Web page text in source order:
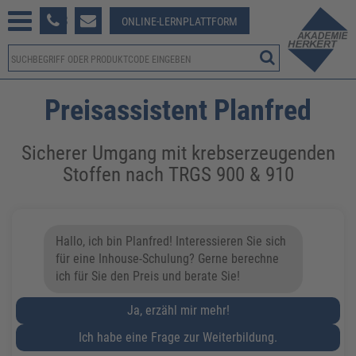
381-123 ONLINE-LERNPLATTFORM
Preisassistent Planfred
Sicherer Umgang mit krebserzeugenden
Stoffen nach TRGS 900 & 910
Hallo, ich bin Planfred! Interessieren Sie sich
für eine Inhouse-Schulung? Gerne berechne
ich für Sie den Preis und berate Sie!
Ja, erzähl mir mehr!
Ich habe eine Frage zur Weiterbildung.